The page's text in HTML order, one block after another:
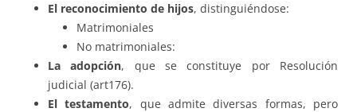
El reconocimiento de hijos, distinguiéndose:
Matrimoniales
No matrimoniales:
La adopción, que se constituye por Resolución
judicial (art176).
El testamento, que admite diversas formas, pero